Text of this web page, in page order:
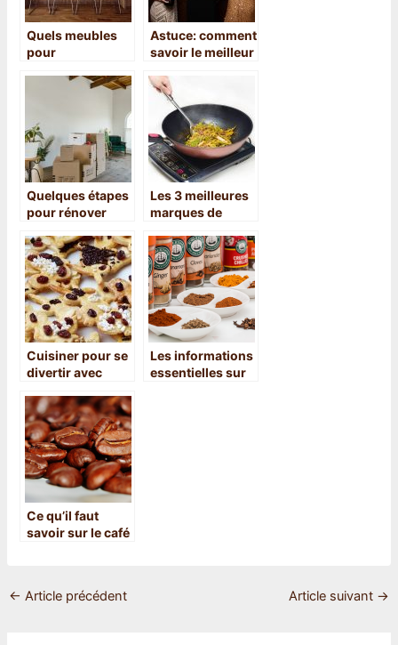
Quels meubles
pour
d’une cuisine ?
Astuce: comment
savoir le meilleur
Quelques étapes
pour rénover
appartement
Les 3 meilleures
marques de
induction : notre
comparatif et
notre avis
Cuisiner pour se
divertir avec
originalité
Les informations
essentielles sur
Ce qu’il faut
savoir sur le café
← Article précédent Article suivant →